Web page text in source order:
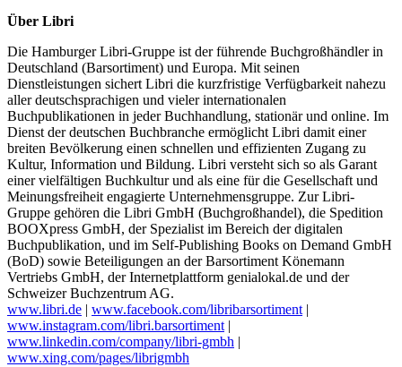
Über Libri
Die Hamburger Libri-Gruppe ist der führende Buchgroßhändler in
Deutschland (Barsortiment) und Europa. Mit seinen
Dienstleistungen sichert Libri die kurzfristige Verfügbarkeit nahezu
aller deutschsprachigen und vieler internationalen
Buchpublikationen in jeder Buchhandlung, stationär und online. Im
Dienst der deutschen Buchbranche ermöglicht Libri damit einer
breiten Bevölkerung einen schnellen und effizienten Zugang zu
Kultur, Information und Bildung. Libri versteht sich so als Garant
einer vielfältigen Buchkultur und als eine für die Gesellschaft und
Meinungsfreiheit engagierte Unternehmensgruppe. Zur Libri-
Gruppe gehören die Libri GmbH (Buchgroßhandel), die Spedition
BOOXpress GmbH, der Spezialist im Bereich der digitalen
Buchpublikation, und im Self-Publishing Books on Demand GmbH
(BoD) sowie Beteiligungen an der Barsortiment Könemann
Vertriebs GmbH, der Internetplattform genialokal.de und der
Schweizer Buchzentrum AG.
www.libri.de | www.facebook.com/libribarsortiment |
www.instagram.com/libri.barsortiment |
www.linkedin.com/company/libri-gmbh |
www.xing.com/pages/librigmbh